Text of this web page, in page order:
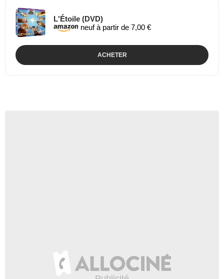
L'Étoile (DVD)
neuf à partir de 7,00 €
ACHETER